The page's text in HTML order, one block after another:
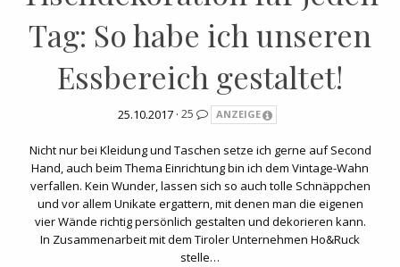
Tag: So habe ich unseren
Essbereich gestaltet!
25.10.2017 · 25 ANZEIGE
Nicht nur bei Kleidung und Taschen setze ich gerne auf Second
Hand, auch beim Thema Einrichtung bin ich dem Vintage-Wahn
verfallen. Kein Wunder, lassen sich so auch tolle Schnäppchen
und vor allem Unikate ergattern, mit denen man die eigenen
vier Wände richtig persönlich gestalten und dekorieren kann.
In Zusammenarbeit mit dem Tiroler Unternehmen Ho&Ruck
stelle…